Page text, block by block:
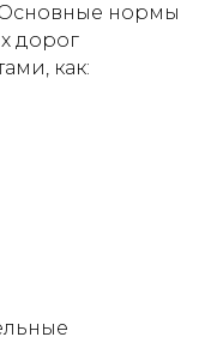
нормы
дорог
как: